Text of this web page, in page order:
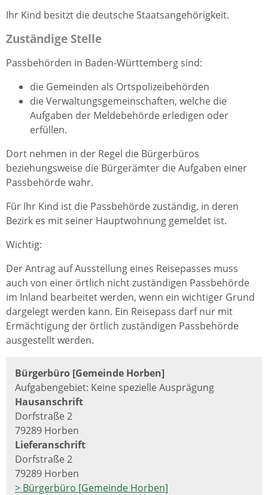
Ihr Kind besitzt die deutsche Staatsangehörigkeit.
Zuständige Stelle
Passbehörden in Baden-Württemberg sind:
die Gemeinden als Ortspolizeibehörden
die Verwaltungsgemeinschaften, welche die
Aufgaben der Meldebehörde erledigen oder
erfüllen.
Dort nehmen in der Regel die Bürgerbüros
beziehungsweise die Bürgerämter die Aufgaben einer
Passbehörde wahr.
Für Ihr Kind ist die Passbehörde zuständig, in deren
Bezirk es mit seiner Hauptwohnung gemeldet ist.
Wichtig:
Der Antrag auf Ausstellung eines Reisepasses muss
auch von einer örtlich nicht zuständigen Passbehörde
im Inland bearbeitet werden, wenn ein wichtiger Grund
dargelegt werden kann. Ein Reisepass darf nur mit
Ermächtigung der örtlich zuständigen Passbehörde
ausgestellt werden.
Bürgerbüro [Gemeinde Horben]
Aufgabengebiet: Keine spezielle Ausprägung
Hausanschrift
Dorfstraße 2
79289 Horben
Lieferanschrift
Dorfstraße 2
79289 Horben
> Bürgerbüro [Gemeinde Horben]